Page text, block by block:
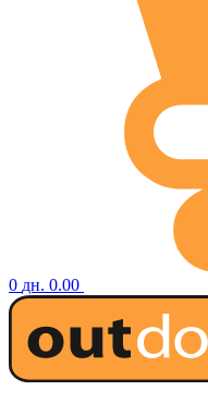
0 дн. 0.00